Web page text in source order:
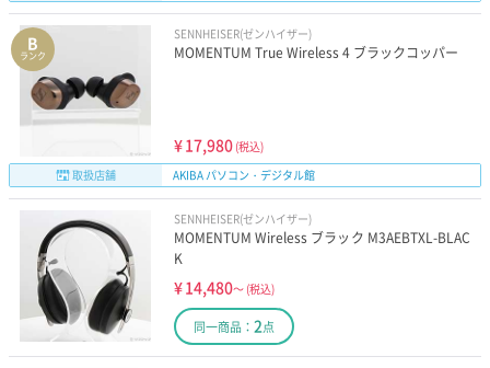
B
ランク
SENNHEISER(ゼンハイザー)
MOMENTUM True Wireless 4 ブラックコッパー
¥17,980 (税込)
取扱店舗
AKIBA パソコン・デジタル館
SENNHEISER(ゼンハイザー)
MOMENTUM Wireless ブラック M3AEBTXL-BLAC
K
¥14,480～ (税込)
同一商品： 2点